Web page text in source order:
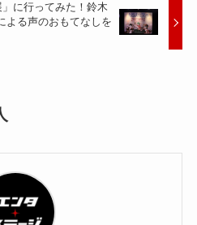
に行ってみた！鈴木
よる声のおもてなしを